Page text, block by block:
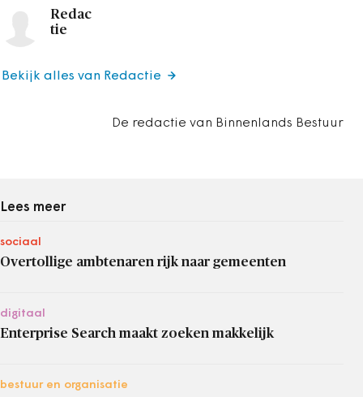
Redac
tie
De redactie van Binnenlands Bestuur
Bekijk alles van Redactie
Lees meer
sociaal
Overtollige ambtenaren rijk naar gemeenten
digitaal
Enterprise Search maakt zoeken makkelijk
bestuur en organisatie